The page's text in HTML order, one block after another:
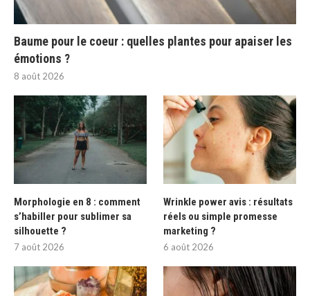
Baume pour le coeur : quelles plantes pour apaiser les
émotions ?
8 août 2026
Morphologie en 8 : comment
s’habiller pour sublimer sa
silhouette ?
7 août 2026
Wrinkle power avis : résultats
réels ou simple promesse
marketing ?
6 août 2026